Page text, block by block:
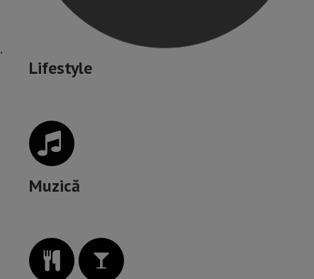
Lifestyle
Muzică